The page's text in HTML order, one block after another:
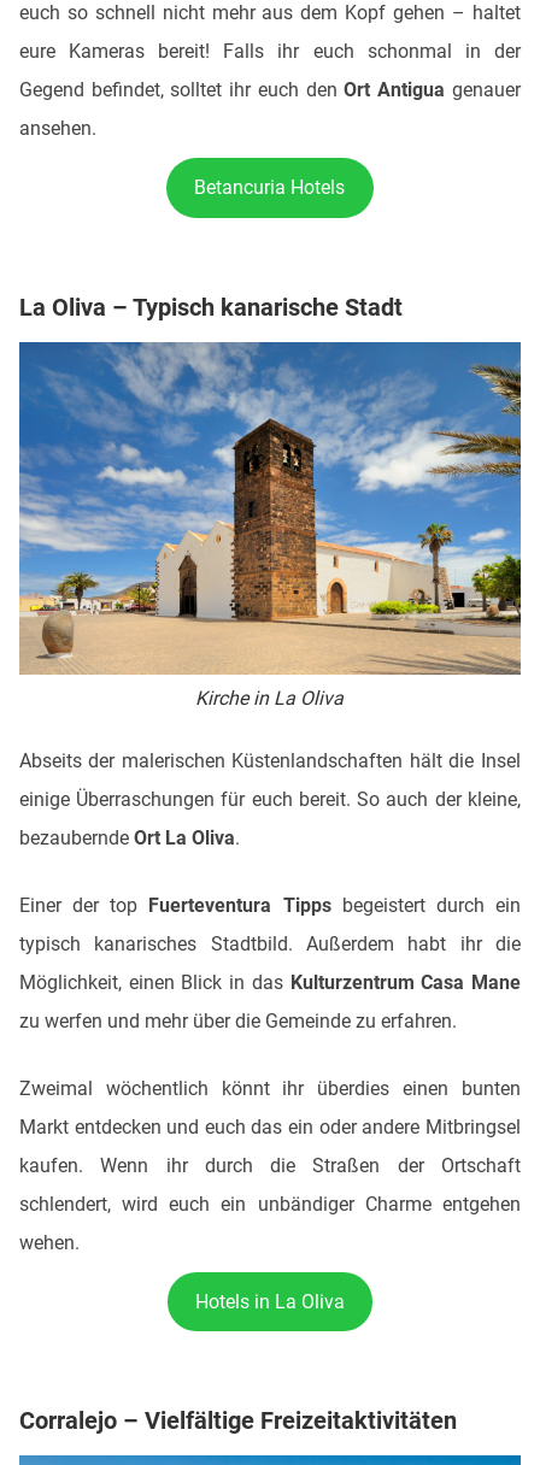
euch so schnell nicht mehr aus dem Kopf gehen – haltet
eure Kameras bereit! Falls ihr euch schonmal in der
Gegend befindet, solltet ihr euch denOrt Antigua genauer
ansehen.
Betancuria Hotels
La Oliva – Typisch kanarische Stadt
Kirche in La Oliva
Abseits der malerischen Küstenlandschaften hält die Insel
einige Überraschungen für euch bereit. So auch der kleine,
bezaubernde Ort La Oliva.
Einer der top Fuerteventura Tipps begeistert durch ein
typisch kanarisches Stadtbild. Außerdem habt ihr die
Möglichkeit, einen Blick in das Kulturzentrum Casa Mane
zu werfen und mehr über die Gemeinde zu erfahren.
Zweimal wöchentlich könnt ihr überdies einen bunten
Markt entdecken und euch das ein oder andere Mitbringsel
kaufen. Wenn ihr durch die Straßen der Ortschaft
schlendert, wird euch ein unbändiger Charme entgehen
wehen.
Hotels in La Oliva
Corralejo – Vielfältige Freizeitaktivitäten